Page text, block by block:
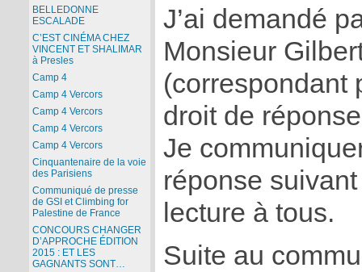
J’ai demandé
Monsieur
(correspondant
droit de
Je
réponse
lecture à tous.
Suite au
BELLEDONNE
ESCALADE
C’EST CINÉMA CHEZ
VINCENT ET SHALIMAR
à Presles
Camp 4
Camp 4 Vercors
Camp 4 Vercors
Camp 4 Vercors
Camp 4 Vercors
Cinquantenaire de la voie
des Parisiens
Communiqué de presse
de GSI et Climbing for
Palestine de France
CONCOURS CHANGER
D’APPROCHE ÉDITION
2015 : ET LES
GAGNANTS SONT…